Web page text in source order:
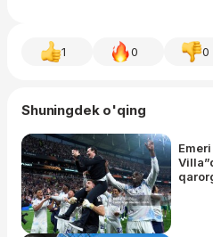
1 0 0
Shuningdek o'qing